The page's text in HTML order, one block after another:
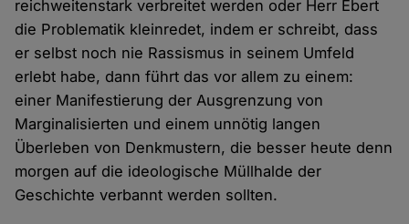
reichweitenstark verbreitet werden oder Herr Ebert
die Problematik kleinredet, indem er schreibt, dass
er selbst noch nie Rassismus in seinem Umfeld
erlebt habe, dann führt das vor allem zu einem:
einer Manifestierung der Ausgrenzung von
Marginalisierten und einem unnötig langen
Überleben von Denkmustern, die besser heute denn
morgen auf die ideologische Müllhalde der
Geschichte verbannt werden sollten.